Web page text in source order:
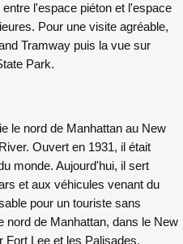
l'espace piéton et l'espace
Pour une visite agréable,
Tramway puis la vue sur
Park.
le nord de Manhattan au New
Ouvert en 1931, il était
monde. Aujourd'hui, il sert
et aux véhicules venant du
pour un touriste sans
nord de Manhattan, dans le New
Lee et les Palisades.